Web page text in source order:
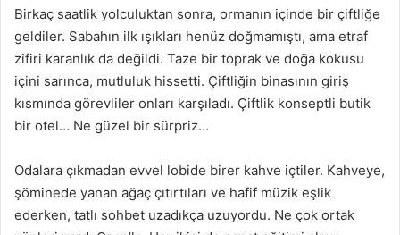
Birkaç saatlik yolculuktan sonra, ormanın içinde bir çiftliğe
geldiler. Sabahın ilk ışıkları henüz doğmamıştı, ama etraf
zifiri karanlık da değildi. Taze bir toprak ve doğa kokusu
içini sarınca, mutluluk hissetti. Çiftliğin binasının giriş
kısmında görevliler onları karşıladı. Çiftlik konseptli butik
bir otel… Ne güzel bir sürpriz…
Odalara çıkmadan evvel lobide birer kahve içtiler. Kahveye,
şöminede yanan ağaç çıtırtıları ve hafif müzik eşlik
ederken, tatlı sohbet uzadıkça uzuyordu. Ne çok ortak